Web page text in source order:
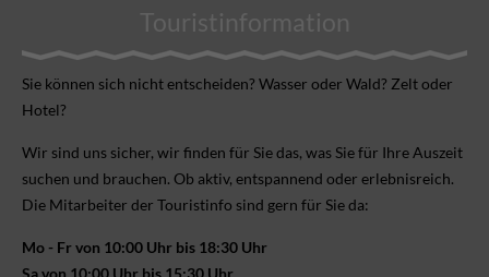
Touristinformation
Sie können sich nicht ent­scheiden? Wasser oder Wald? Zelt oder
Hotel?
Wir sind uns sicher, wir finden für Sie das, was Sie für Ihre Aus­zeit
suchen und brauchen. Ob aktiv, ent­spannend oder erlebnis­reich.
Die Mitarbeiter der Touristinfo sind gern für Sie da:
Mo - Fr von 10:00 Uhr bis 18:30 Uhr
Sa von 10:00 Uhr bis 15:30 Uhr